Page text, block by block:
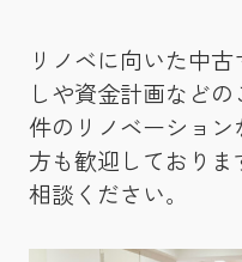
リノベに向いた中
しや資金計画など
件のリノベーショ
方も歓迎しており
相談ください。